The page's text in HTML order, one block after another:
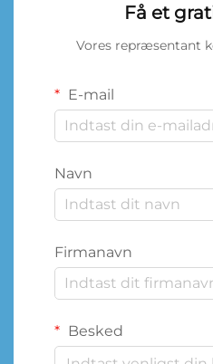
Få et
Vores repræsentant
E-mail
Navn
Firmanavn
Besked